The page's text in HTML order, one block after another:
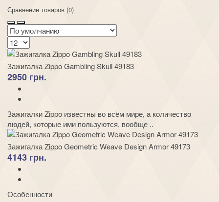
Сравнение товаров (0)
Зажигалка Zippo Gambling Skull 49183
2950 грн.
Зажигалки Zippo известны во всём мире, а количество
людей, которые ими пользуются, вообще ..
Зажигалка Zippo Geometric Weave Design Armor 49173
4143 грн.
Особенности